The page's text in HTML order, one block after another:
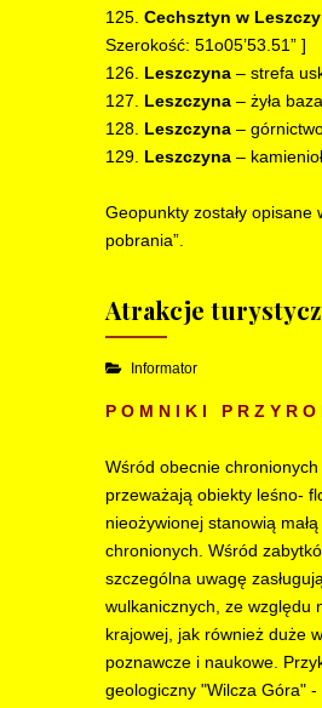
125. Cechsztyn w
Szerokość: 51o05’53.51” ]
126. Leszczyna – strefa
127. Leszczyna – żyła
128. Leszczyna –
129. Leszczyna –
Geopunkty zostały
pobrania”.
Atrakcje
Informator
P O M N I K I P R Z Y R O
Wśród obecnie
przeważają obiekty leśno-
nieożywionej stanowią
chronionych. Wśród
szczególna uwagę
wulkanicznych, ze względu
krajowej, jak również duże
poznawcze i naukowe.
geologiczny "Wilcza Góra"